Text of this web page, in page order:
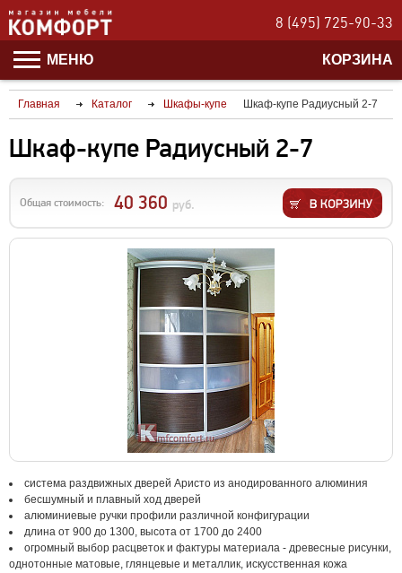
8 (495) 725-90-33
МЕНЮ КОРЗИНА
Главная Каталог Шкафы-купе Шкаф-купе Радиусный 2-7
Шкаф-купе Радиусный 2-7
Общая стоимость: 40 360 руб.
система раздвижных дверей Аристо из анодированного алюминия
бесшумный и плавный ход дверей
алюминиевые ручки профили различной конфигурации
длина от 900 до 1300, высота от 1700 до 2400
огромный выбор расцветок и фактуры материала - древесные рисунки,
однотонные матовые, глянцевые и металлик, искусственная кожа